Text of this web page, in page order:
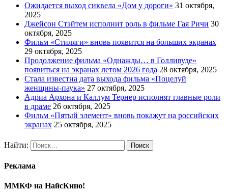
Ожидается выход сиквела «Дом у дороги» 31 октября,
2025
Джейсон Стэйтем исполнит роль в фильме Гая Ричи 30
октября, 2025
Фильм «Стиляги» вновь появится на больших экранах
29 октября, 2025
Продолжение фильма «Однажды… в Голливуде»
появиться на экранах летом 2026 года 28 октября, 2025
Стала известна дата выхода фильма «Поцелуй
женщины-паука» 27 октября, 2025
Адриа Архона и Каллум Тернер исполнят главные роли
в драме 26 октября, 2025
Фильм «Пятый элемент» вновь покажут на российских
экранах 25 октября, 2025
Найти:
Реклама
ММКФ на НайсКино!